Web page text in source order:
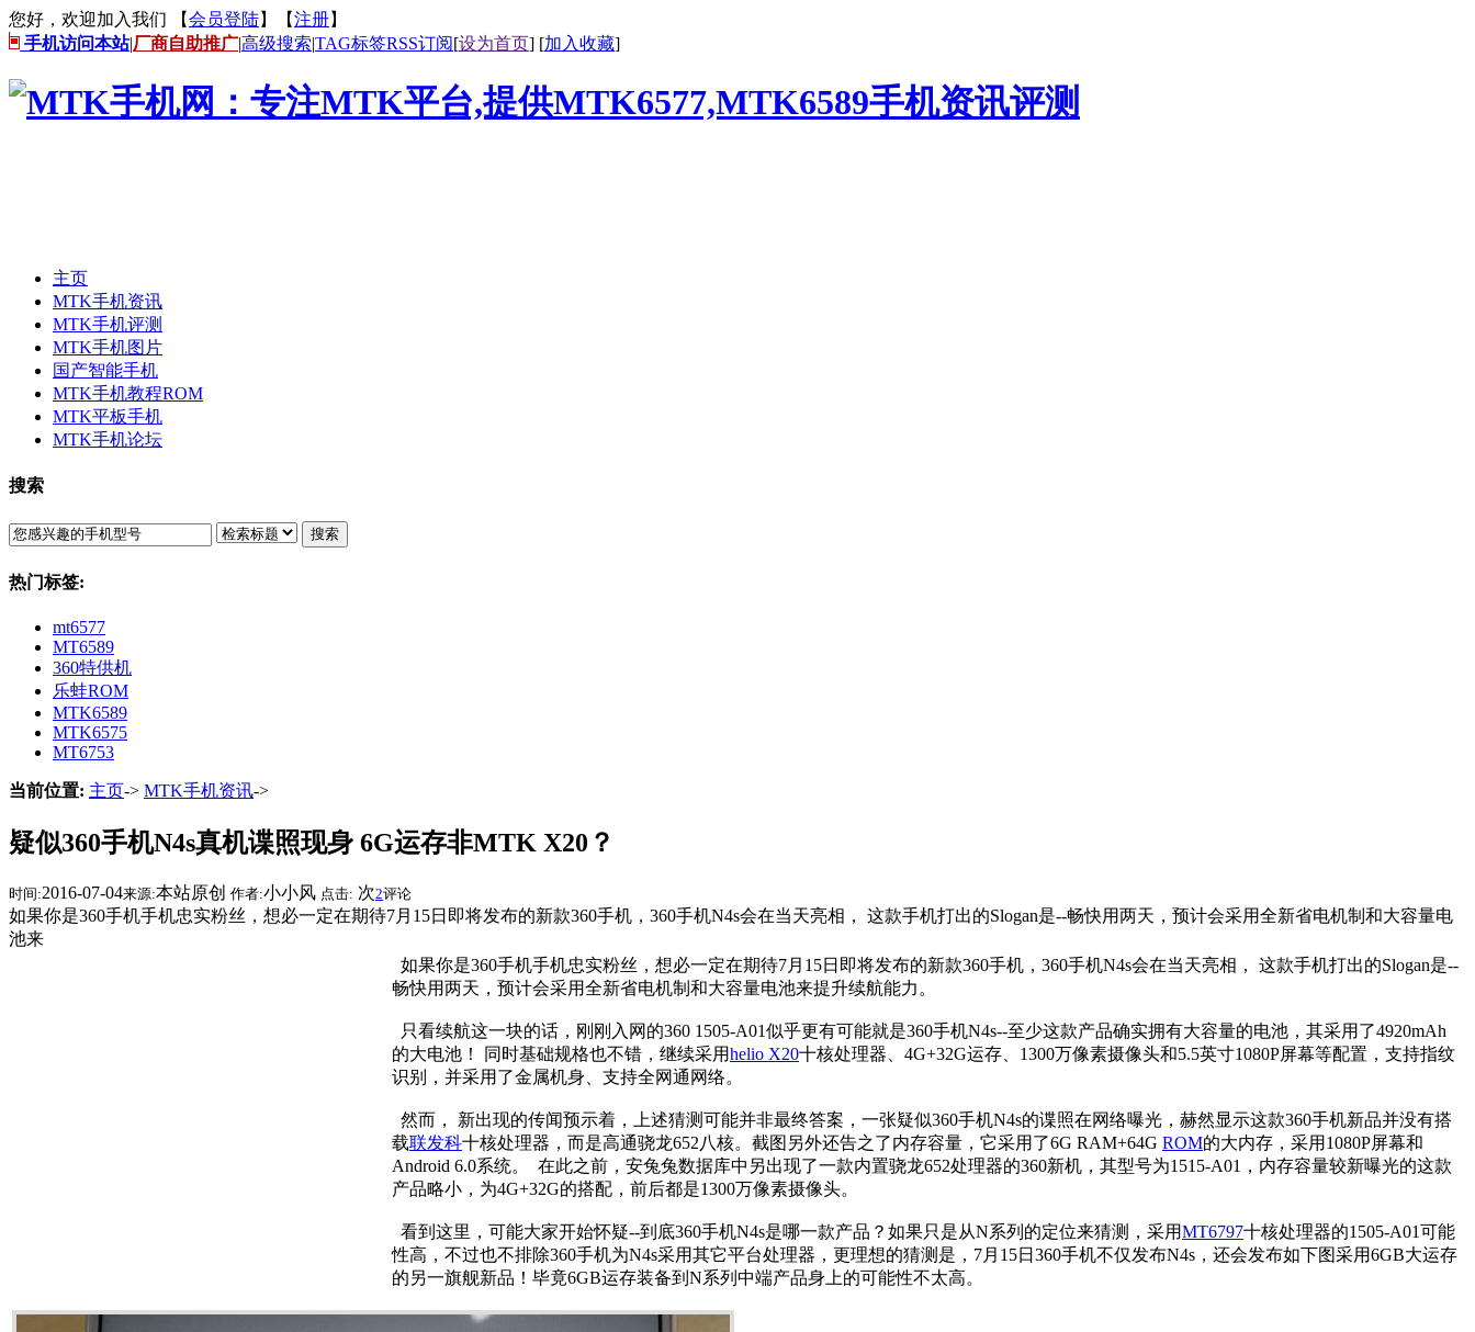
您好，欢迎加入我们 【会员登陆】【注册】
手机访问本站|厂商自助推广|高级搜索|TAG标签RSS订阅[设为首页] [加入收藏]
主页
MTK手机资讯
MTK手机评测
MTK手机图片
国产智能手机
MTK手机教程ROM
MTK平板手机
MTK手机论坛
搜索
搜索
热门标签:
mt6577
MT6589
360特供机
乐蛙ROM
MTK6589
MTK6575
MT6753
当前位置: 主页-> MTK手机资讯->
疑似360手机N4s真机谍照现身 6G运存非MTK X20？
时间:2016-07-04来源:本站原创 作者:小小风 点击: 次2评论
如果你是360手机手机忠实粉丝，想必一定在期待7月15日即将发布的新款360手机，360手机N4s会在当天亮相， 这款手机打出的Slogan是--畅快用两天，预计会采用全新省电机制和大容量电
池来
如果你是360手机手机忠实粉丝，想必一定在期待7月15日即将发布的新款360手机，360手机N4s会在当天亮相， 这款手机打出的Slogan是--
畅快用两天，预计会采用全新省电机制和大容量电池来提升续航能力。
只看续航这一块的话，刚刚入网的360 1505-A01似乎更有可能就是360手机N4s--至少这款产品确实拥有大容量的电池，其采用了4920mAh
的大电池！ 同时基础规格也不错，继续采用helio X20十核处理器、4G+32G运存、1300万像素摄像头和5.5英寸1080P屏幕等配置，支持指纹
识别，并采用了金属机身、支持全网通网络。
然而， 新出现的传闻预示着，上述猜测可能并非最终答案，一张疑似360手机N4s的谍照在网络曝光，赫然显示这款360手机新品并没有搭
载联发科十核处理器，而是高通骁龙652八核。截图另外还告之了内存容量，它采用了6G RAM+64G ROM的大内存，采用1080P屏幕和
Android 6.0系统。 在此之前，安兔兔数据库中另出现了一款内置骁龙652处理器的360新机，其型号为1515-A01，内存容量较新曝光的这款
产品略小，为4G+32G的搭配，前后都是1300万像素摄像头。
看到这里，可能大家开始怀疑--到底360手机N4s是哪一款产品？如果只是从N系列的定位来猜测，采用MT6797十核处理器的1505-A01可能
性高，不过也不排除360手机为N4s采用其它平台处理器，更理想的猜测是，7月15日360手机不仅发布N4s，还会发布如下图采用6GB大运存
的另一旗舰新品！毕竟6GB运存装备到N系列中端产品身上的可能性不太高。